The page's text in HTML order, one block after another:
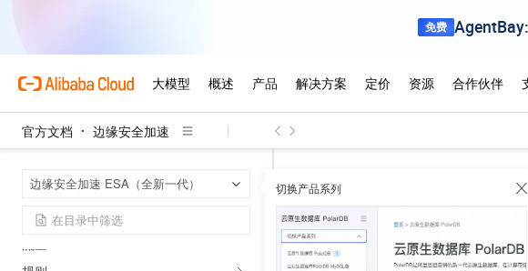
官方文档 边缘安全加速
边缘安全加速 ESA（全新一代） 切换产品系列
操作指南
账户概览
站点管理
速度和网络
缓存
边缘安全加速 ESA（
什么是ASN